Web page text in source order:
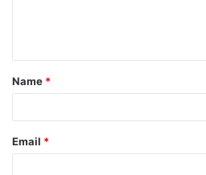
Name *
Email *